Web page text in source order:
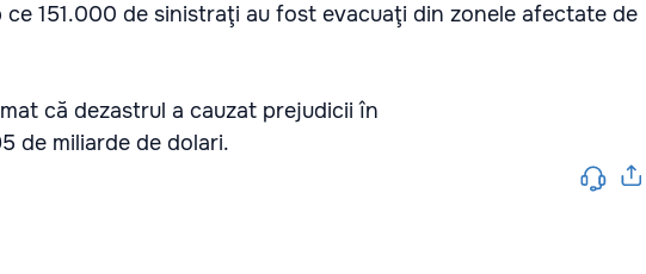
151.000 de sinistraţi au fost evacuaţi din zonele afectate de
că dezastrul a cauzat prejudicii în
de miliarde de dolari.